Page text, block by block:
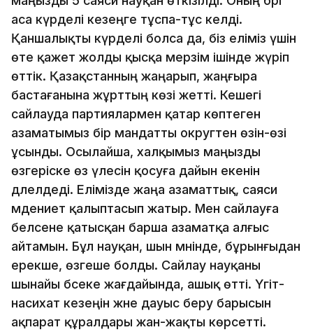
аса күрделі кезеңге тұспа-тұс келді.
Қаншалықты күрделі болса да, біз еліміз үшін
өте қажет жолды қысқа мерзім ішінде жүріп
өттік. Қазақстанның жаңарып, жаңғыра
бастағанына жұрттың көзі жетті. Кешегі
сайлауда партиялармен қатар көптеген
азаматымыз бір мандатты округтен өзін-өзі
ұсынды. Осылайша, халқымыз маңызды
өзгеріске өз үлесін қосуға дайын екенін
дәлелдеді. Елімізде жаңа азаматтық, саяси
мәдениет қалыптасып жатыр. Мен сайлауға
белсене қатысқан барша азаматқа алғыс
айтамын. Бұл науқан, шын мәнінде, бұрынғыдан
ерекше, өзгеше болды. Сайлау науқаны
шынайы бәсеке жағдайында, ашық өтті. Үгіт-
насихат кезеңін және дауыс беру барысын
ақпарат құралдары жан-жақты көрсетті.